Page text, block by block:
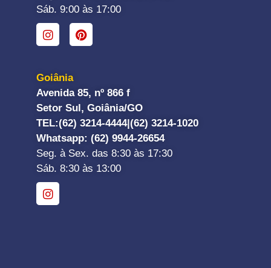
Sáb. 9:00 às 17:00
Goiânia
Avenida 85, nº 866 f
Setor Sul, Goiânia/GO
TEL:(62) 3214-4444|(62) 3214-1020
Whatsapp: (62) 9944-26654
Seg. à Sex. das 8:30 às 17:30
Sáb. 8:30 às 13:00